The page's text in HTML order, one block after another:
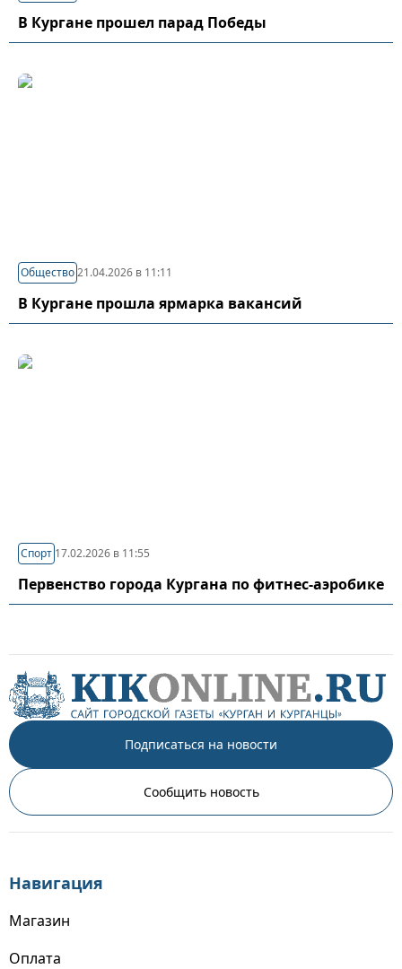
В Кургане прошел парад Победы
Общество21.04.2026 в 11:11
В Кургане прошла ярмарка вакансий
Спорт 17.02.2026 в 11:55
Первенство города Кургана по фитнес-аэробике
Подписаться на новости
Сообщить новость
Навигация
Магазин
Оплата